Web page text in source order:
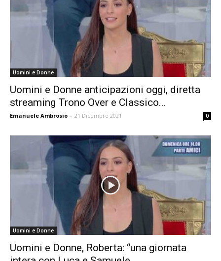
Uomini e Donne
Uomini e Donne anticipazioni oggi, diretta
streaming Trono Over e Classico...
Emanuele Ambrosio - 21 Dicembre 2021 0
Uomini e Donne
Uomini e Donne, Roberta: “una giornata